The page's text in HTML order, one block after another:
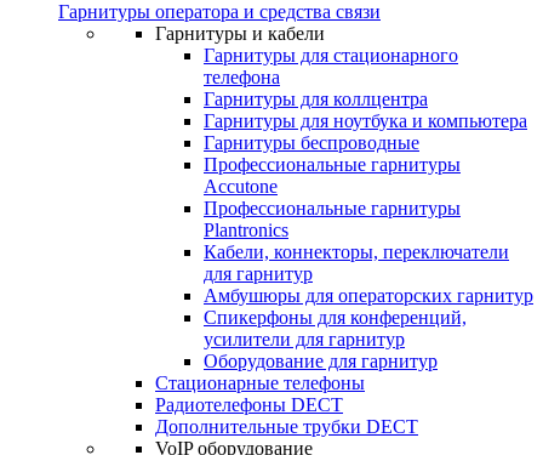
Гарнитуры оператора и средства связи
Гарнитуры и кабели
Гарнитуры для стационарного
телефона
Гарнитуры для коллцентра
Гарнитуры для ноутбука и компьютера
Гарнитуры беспроводные
Профессиональные гарнитуры
Accutone
Профессиональные гарнитуры
Plantronics
Кабели, коннекторы, переключатели
для гарнитур
Амбушюры для операторских гарнитур
Cпикерфоны для конференций,
усилители для гарнитур
Оборудование для гарнитур
Стационарные телефоны
Радиотелефоны DECT
Дополнительные трубки DECT
VoIP оборудование